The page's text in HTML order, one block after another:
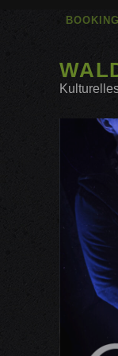
BOOKING